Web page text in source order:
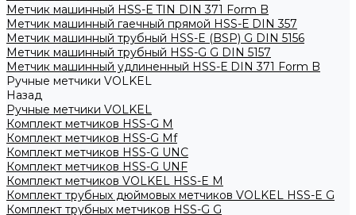
Метчик машинный HSS-Е TIN DIN 371 Form B
Метчик машинный гаечный прямой HSS-Е DIN 357
Метчик машинный трубный HSS-E (BSP) G DIN 5156
Метчик машинный трубный HSS-G G DIN 5157
Метчик машинный удлиненный HSS-Е DIN 371 Form B
Ручные метчики VOLKEL
Назад
Ручные метчики VOLKEL
Комплект метчиков HSS-G M
Комплект метчиков HSS-G Mf
Комплект метчиков HSS-G UNC
Комплект метчиков HSS-G UNF
Комплект метчиков VOLKEL HSS-E M
Комплект трубных дюймовых метчиков VOLKEL HSS-E G
Комплект трубных метчиков HSS-G G